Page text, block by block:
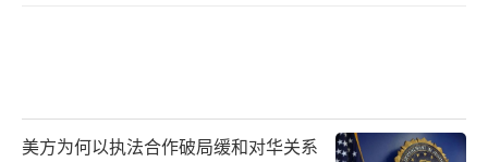
美方为何以执法合作破局缓和对华关系